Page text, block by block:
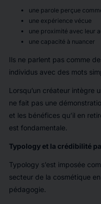
une parole perçue
une expérience vécue
une proximité avec leur
une capacité à nuancer
Ils ne parlent pas comme
individus avec des mots
Lorsqu’un créateur intègre
ne fait pas une
et les bénéfices qu’il en
est fondamentale.
Typology et la crédibilité
Typology s’est imposée
secteur de la cosmétique
pédagogie.